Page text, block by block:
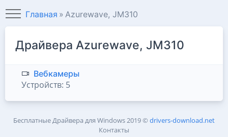
Главная Azurewave, JM310
Драйвера Azurewave, JM310
Вебкамеры
Устройств: 5
Бесплатные Драйвера для Windows2019 © drivers-download.net
Контакты